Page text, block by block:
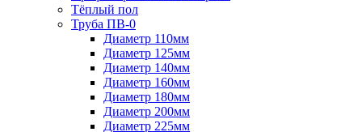
Тёплый пол
Труба ПВ-0
Диаметр 110мм
Диаметр 125мм
Диаметр 140мм
Диаметр 160мм
Диаметр 180мм
Диаметр 200мм
Диаметр 225мм